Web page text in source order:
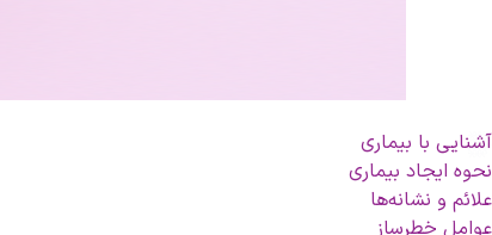
آشنایی با بیماری
نحوه ایجاد بیماری
علائم و نشانه‌ها